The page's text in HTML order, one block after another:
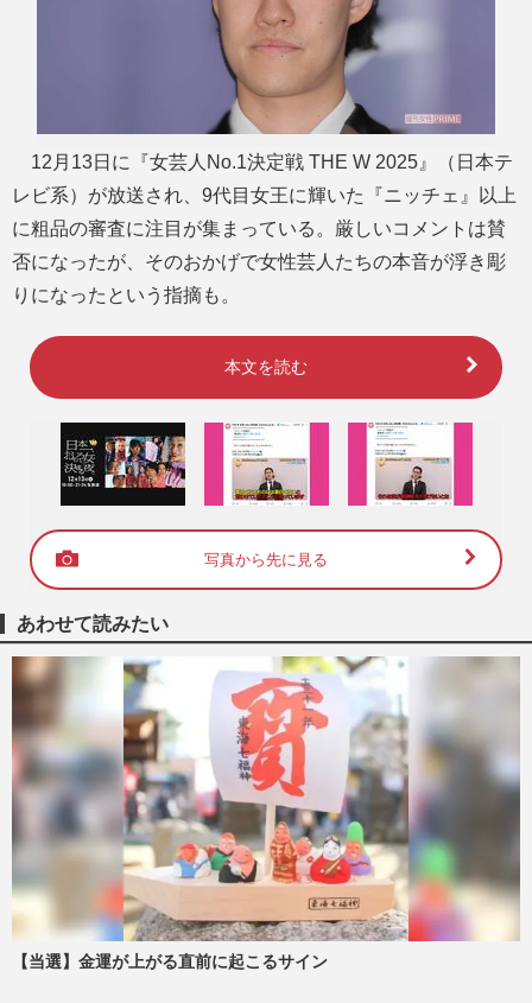
12月13日に『女芸人No.1決定戦 THE W 2025』（日本テ
レビ系）が放送され、9代目女王に輝いた『ニッチェ』以上
に粗品の審査に注目が集まっている。厳しいコメントは賛
否になったが、そのおかげで女性芸人たちの本音が浮き彫
りになったという指摘も。
本文を読む
写真から先に見る
あわせて読みたい
【当選】金運が上がる直前に起こるサイン